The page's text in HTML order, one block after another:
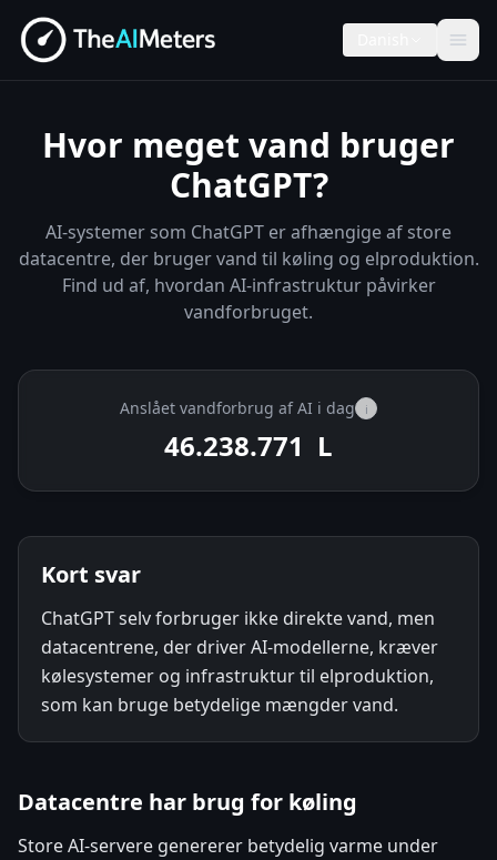
Hvor meget vand bruger
ChatGPT?
AI-systemer som ChatGPT er afhængige af store
datacentre, der bruger vand til køling og elproduktion.
Find ud af, hvordan AI-infrastruktur påvirker
vandforbruget.
Anslået vandforbrug af AI i dag i
46.239.008 L
Kort svar
ChatGPT selv forbruger ikke direkte vand, men
datacentrene, der driver AI-modellerne, kræver
kølesystemer og infrastruktur til elproduktion,
som kan bruge betydelige mængder vand.
Datacentre har brug for køling
Store AI-servere genererer betydelig varme under